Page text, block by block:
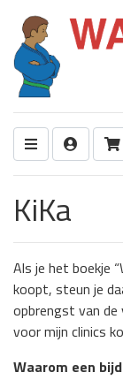
KiKa
Als je het boekje
koopt, steun je
opbrengst van de
voor mijn clinics
Waarom een